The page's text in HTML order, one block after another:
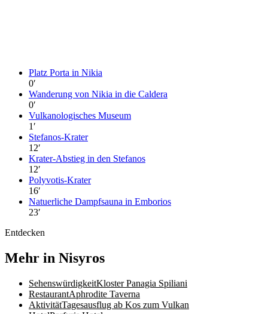
Platz Porta in Nikia
0′
Wanderung von Nikia in die Caldera
0′
Vulkanologisches Museum
1′
Stefanos-Krater
12′
Krater-Abstieg in den Stefanos
12′
Polyvotis-Krater
16′
Natuerliche Dampfsauna in Emborios
23′
Entdecken
Mehr in Nisyros
SehenswürdigkeitKloster Panagia Spiliani
RestaurantAphrodite Taverna
AktivitätTagesausflug ab Kos zum Vulkan